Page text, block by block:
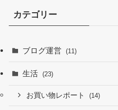
カテゴリー
ブログ運営 (11)
生活 (23)
お買い物レポート (14)